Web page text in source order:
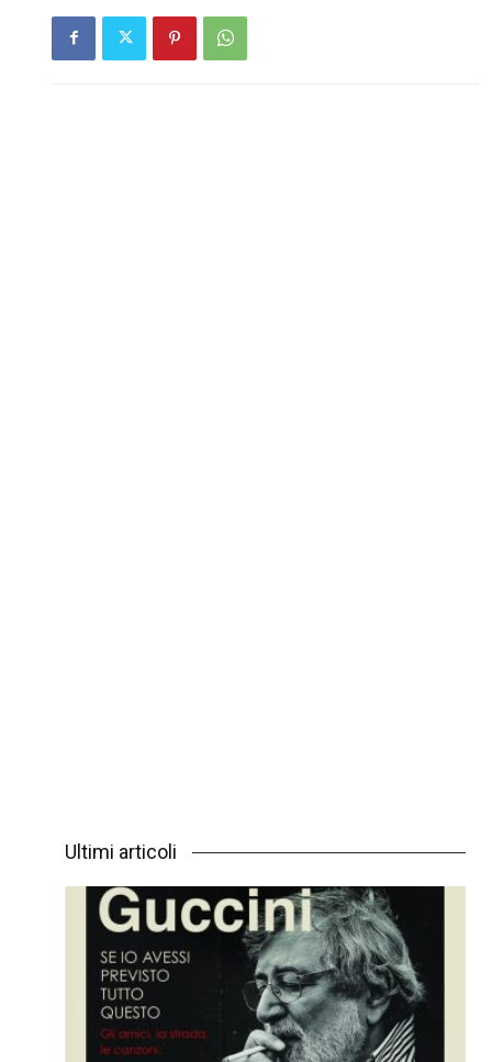
Ultimi articoli